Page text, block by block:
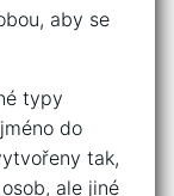
aby se
typy
do
tak,
ale jiné